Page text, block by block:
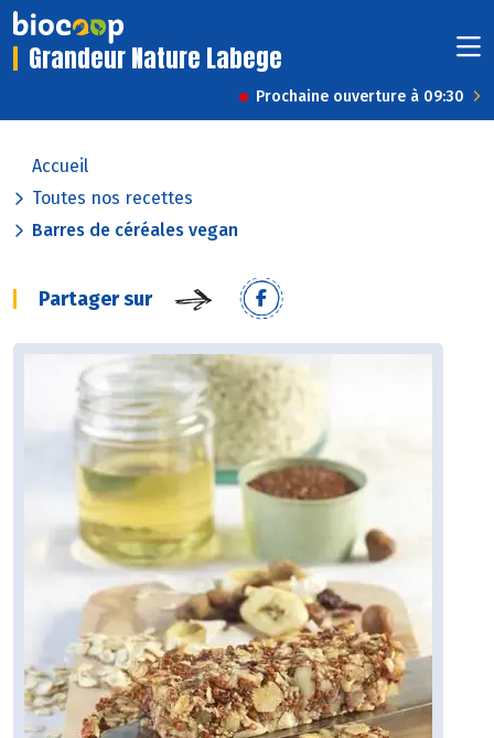
Grandeur Nature Labege
Prochaine ouverture à 09:30
Accueil
Toutes nos recettes
Barres de céréales vegan
Partager sur